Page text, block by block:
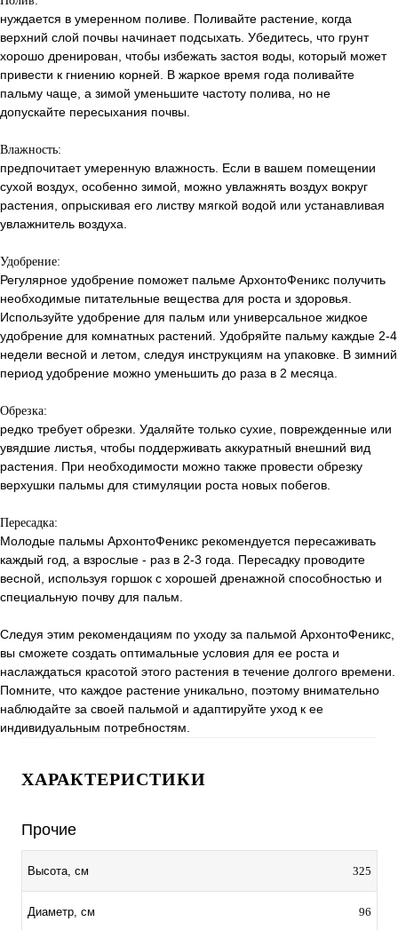
нуждается в умеренном поливе. Поливайте растение, когда
верхний слой почвы начинает подсыхать. Убедитесь, что грунт
хорошо дренирован, чтобы избежать застоя воды, который может
привести к гниению корней. В жаркое время года поливайте
пальму чаще, а зимой уменьшите частоту полива, но не
допускайте пересыхания почвы.
Влажность:
предпочитает умеренную влажность. Если в вашем помещении
сухой воздух, особенно зимой, можно увлажнять воздух вокруг
растения, опрыскивая его листву мягкой водой или устанавливая
увлажнитель воздуха.
Удобрение:
Регулярное удобрение поможет пальме АрхонтоФеникс получить
необходимые питательные вещества для роста и здоровья.
Используйте удобрение для пальм или универсальное жидкое
удобрение для комнатных растений. Удобряйте пальму каждые 2-4
недели весной и летом, следуя инструкциям на упаковке. В зимний
период удобрение можно уменьшить до раза в 2 месяца.
Обрезка:
редко требует обрезки. Удаляйте только сухие, поврежденные или
увядшие листья, чтобы поддерживать аккуратный внешний вид
растения. При необходимости можно также провести обрезку
верхушки пальмы для стимуляции роста новых побегов.
Пересадка:
Молодые пальмы АрхонтоФеникс рекомендуется пересаживать
каждый год, а взрослые - раз в 2-3 года. Пересадку проводите
весной, используя горшок с хорошей дренажной способностью и
специальную почву для пальм.
Следуя этим рекомендациям по уходу за пальмой АрхонтоФеникс,
вы сможете создать оптимальные условия для ее роста и
наслаждаться красотой этого растения в течение долгого времени.
Помните, что каждое растение уникально, поэтому внимательно
наблюдайте за своей пальмой и адаптируйте уход к ее
индивидуальным потребностям.
ХАРАКТЕРИСТИКИ
Прочие
Высота, см 325
Диаметр, см 96